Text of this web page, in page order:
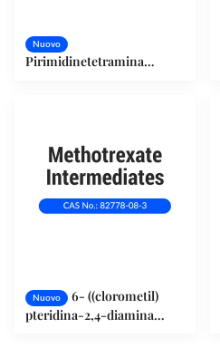
Nuovo
Pirimidinetetramina
Nuovo
6- ((clorometil)
pteridina-2,4-diamina